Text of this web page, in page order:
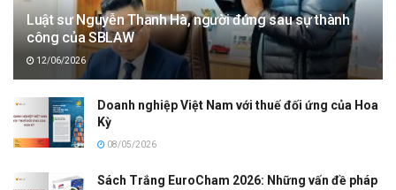
Luật sư Nguyễn Thanh Hà, người đứng sau sự thành
công của SBLAW
12/06/2026
Doanh nghiệp Việt Nam với thuế đối ứng của Hoa
Kỳ
08/05/2026
Sách Trắng EuroCham 2026: Những vấn đề pháp